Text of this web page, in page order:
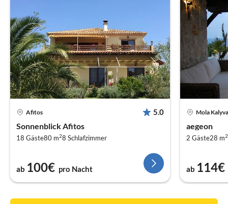
Afitos 5.0
Sonnenblick Afitos
18 Gäste80 m28 Schlafzimmer
ab 100€ pro Nacht
Mola Kalyva
aegeon
2 Gäste28 m2
ab 114€